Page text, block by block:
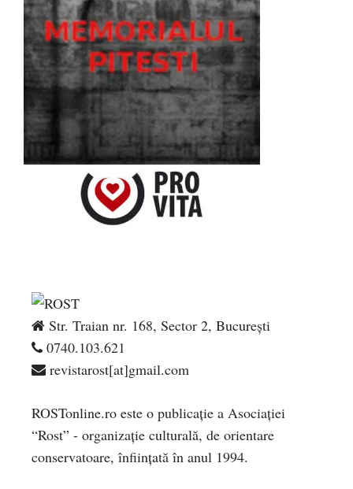
Str. Traian nr. 168, Sector 2, București
0740.103.621
revistarost[at]gmail.com
ROSTonline.ro este o publicaţie a Asociaţiei
“Rost” - organizaţie culturală, de orientare
conservatoare, înfiinţată în anul 1994.